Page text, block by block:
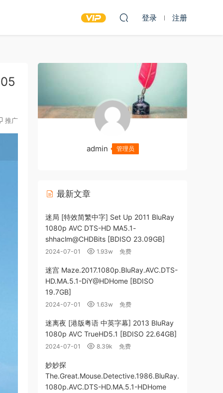
登录 注册
推广
admin 管理员
最新文章
迷局 [特效简繁中字] Set Up 2011 BluRay
1080p AVC DTS-HD MA5.1-
shhaclm@CHDBits [BDISO 23.09GB]
2024-07-01 1.93w 免费
迷宫 Maze.2017.1080p.BluRay.AVC.DTS-
HD.MA.5.1-DiY@HDHome [BDISO
19.7GB]
2024-07-01 1.63w 免费
迷离夜 [港版粤语 中英字幕] 2013 BluRay
1080p AVC TrueHD5.1 [BDISO 22.64GB]
2024-07-01 8.39k 免费
妙妙探
The.Great.Mouse.Detective.1986.BluRay.
1080p.AVC.DTS-HD.MA.5.1-HDHome